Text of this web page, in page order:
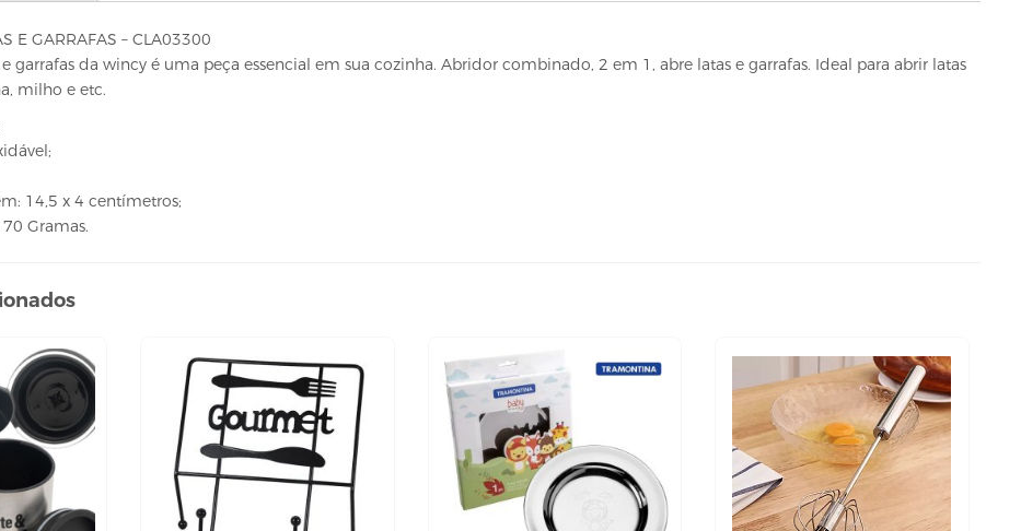
E GARRAFAS – CLA03300
garrafas da wincy é uma peça essencial em sua cozinha. Abridor combinado, 2 em 1, abre latas e garrafas. Ideal para abrir latas
milho e etc.
14,5 x 4 centímetros;
Gramas.